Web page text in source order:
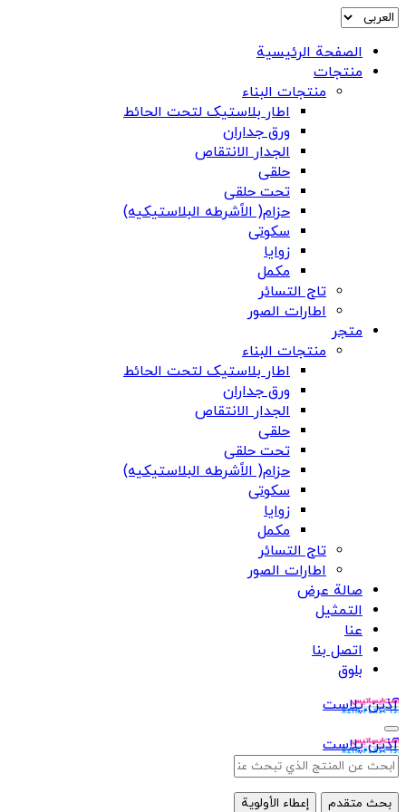
الصفحة الرئيسية
منتجات
منتجات البناء
اطار بلاستیک لتحت الحائط
ورق جداران
الجدار الانتقاص
حلقی
تحت حلقی
حزام( الاًشرطه البلاستیکیه)
سکوتی
زوایا
مکمل
تاج التسائر
اطارات الصور
متجر
منتجات البناء
اطار بلاستیک لتحت الحائط
ورق جداران
الجدار الانتقاص
حلقی
تحت حلقی
حزام( الاًشرطه البلاستیکیه)
سکوتی
زوایا
مکمل
تاج التسائر
اطارات الصور
صالة عرض
التمثيل
عنا
اتصل بنا
بلوق
آذین پلاست
آذین پلاست
بحث متقدم إعطاء الأولوية